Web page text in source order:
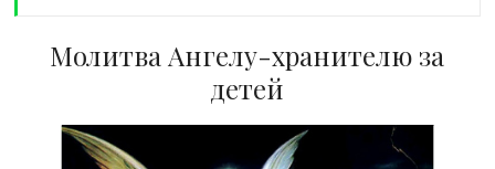
Молитва Ангелу-хранителю за
детей